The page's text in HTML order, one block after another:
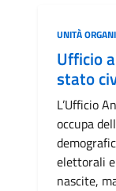
Categoria:
UNITÀ
Ufficio
stato
L’Ufficio
occupa
elettorali
nascite,